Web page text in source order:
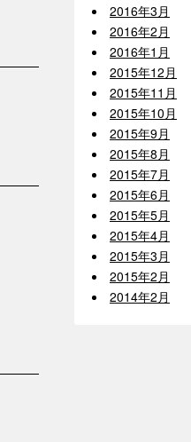
2016年3月
2016年2月
2016年1月
2015年12月
2015年11月
2015年10月
2015年9月
2015年8月
2015年7月
2015年6月
2015年5月
2015年4月
2015年3月
2015年2月
2014年2月